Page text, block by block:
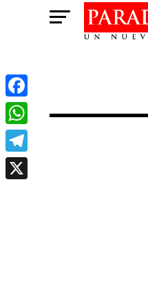
Facebook
WhatsApp
Telegram